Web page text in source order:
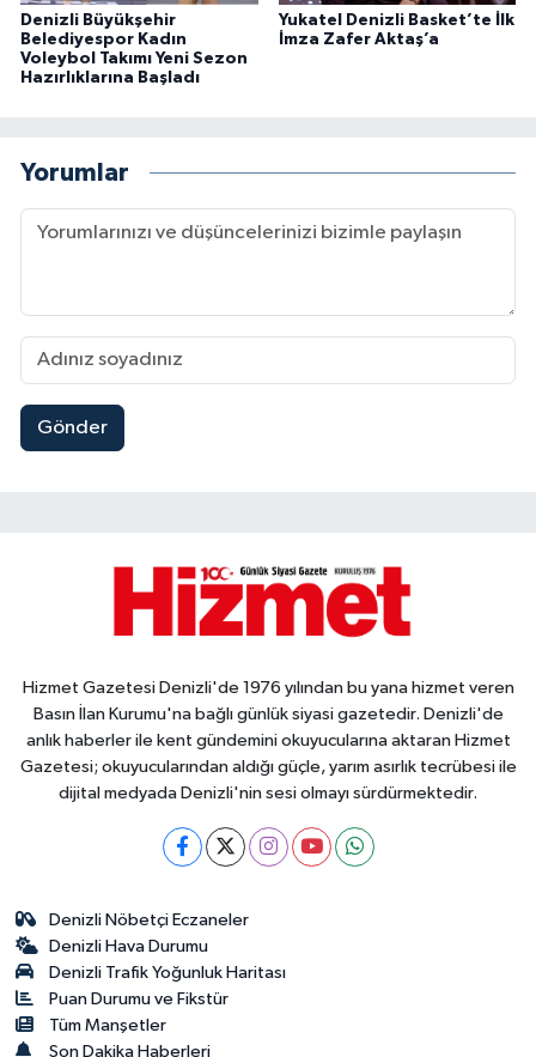
Denizli Büyükşehir
Belediyespor Kadın
Voleybol Takımı Yeni Sezon
Hazırlıklarına Başladı
Yukatel Denizli Basket’te İlk
İmza Zafer Aktaş’a
Yorumlar
Gönder
Hizmet Gazetesi Denizli'de 1976 yılından bu yana hizmet veren
Basın İlan Kurumu'na bağlı günlük siyasi gazetedir. Denizli'de
anlık haberler ile kent gündemini okuyucularına aktaran Hizmet
Gazetesi; okuyucularından aldığı güçle, yarım asırlık tecrübesi ile
dijital medyada Denizli'nin sesi olmayı sürdürmektedir.
Denizli Nöbetçi Eczaneler
Denizli Hava Durumu
Denizli Trafik Yoğunluk Haritası
Puan Durumu ve Fikstür
Tüm Manşetler
Son Dakika Haberleri